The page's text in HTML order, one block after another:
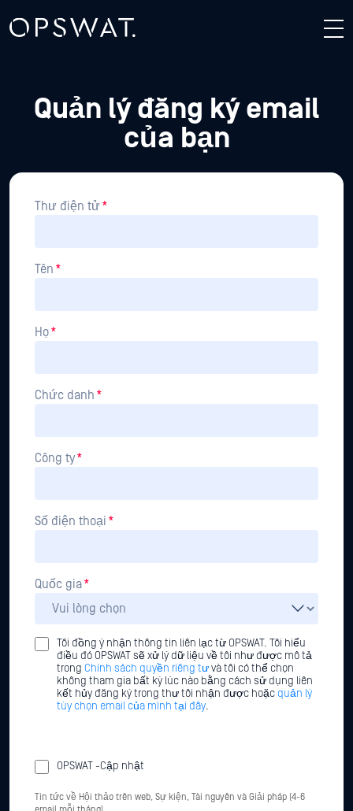
Quản lý đăng ký email
của bạn
Thư điện tử*
Tên *
Họ*
Chức danh *
Công ty*
Số điện thoại *
Quốc gia*
Tôi đồng ý nhận thông tin liên lạc từ OPSWAT. Tôi hiểu
điều đó OPSWAT sẽ xử lý dữ liệu về tôi như được mô tả
trong Chính sách quyền riêng tưvà tôi có thể chọn
không tham gia bất kỳ lúc nào bằng cách sử dụng liên
kết hủy đăng ký trong thư tôi nhận được hoặc quản lý
tùy chọn email của mình tại đây.
OPSWAT -Cập nhật
Tin tức về Hội thảo trên web, Sự kiện, Tài nguyên và Giải pháp (4-6